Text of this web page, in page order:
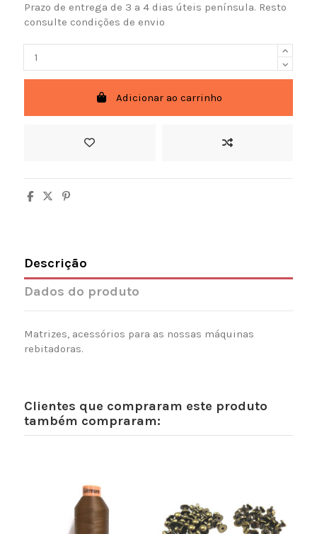
Prazo de entrega de 3 a 4 dias úteis península. Resto
consulte condições de envio
Adicionar ao carrinho
Descrição
Dados do produto
Matrizes, acessórios para as nossas máquinas
rebitadoras.
Clientes que compraram este produto
também compraram: